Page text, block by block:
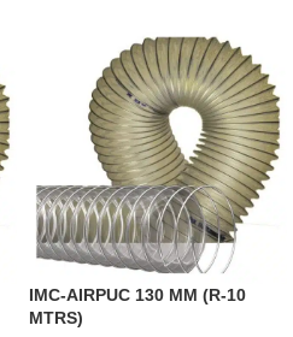
IMC-AIRPUC 130 MM (R-10
MTRS)